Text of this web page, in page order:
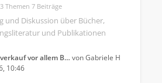
3 Themen 7 Beiträge
und Diskussion über Bücher,
und Publikationen
vor allem B… vonGabriele H
10:46